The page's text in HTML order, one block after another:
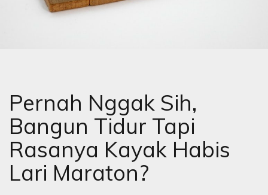
Pernah Nggak Sih,
Bangun Tidur Tapi
Rasanya Kayak Habis
Lari Maraton?